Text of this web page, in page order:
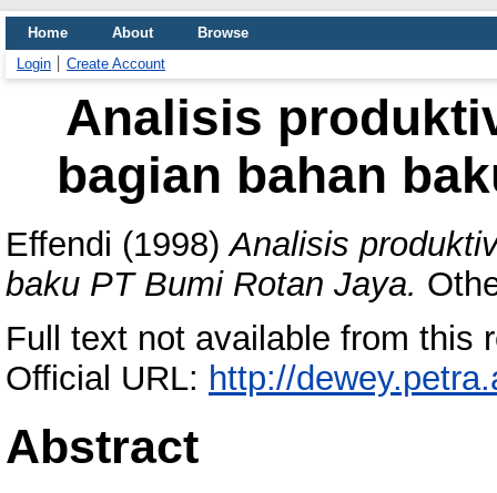
Home About
Browse
Login
Create Account
Analisis
bagian bahan
Effendi (1998)Analisis
baku PT Bumi Rotan Jaya.
Full text not available from this
Official URL: http://
Abstract